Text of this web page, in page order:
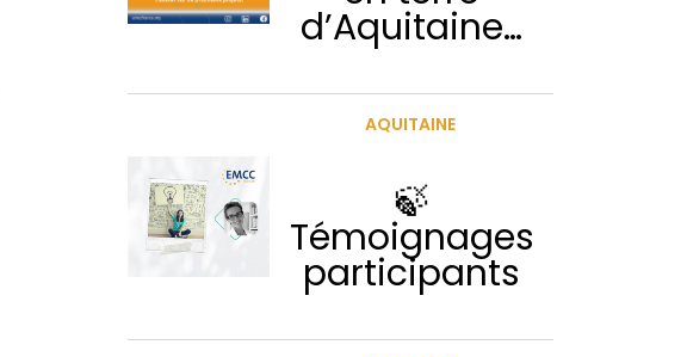
d’Aquitaine…
AQUITAINE
🍃
Témoignages
participants